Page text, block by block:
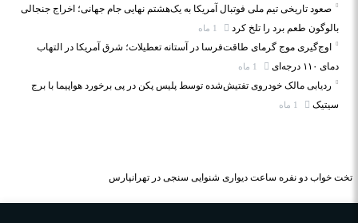
صعود تاریخی تیم ملی فوتبال آمریکا به یک‌هشتم نهایی جام جهانی؛ اخراج جنجالی
بالوگون طعم برد را تلخ کرد
اوج‌گیری موج گرمای طاقت‌فرسا در آستانه تعطیلات؛ شرق آمریکا در التهاب
دمای ۱۱۰ درجه‌ای
ردیابی مالک خودروی تفتیش‌شده توسط پلیس پکن در پی برخورد هواپیما با برج
سیتیک
تخت خواب دو نفره ساعت دیواری شنوایی سنجی در تهرانپارس